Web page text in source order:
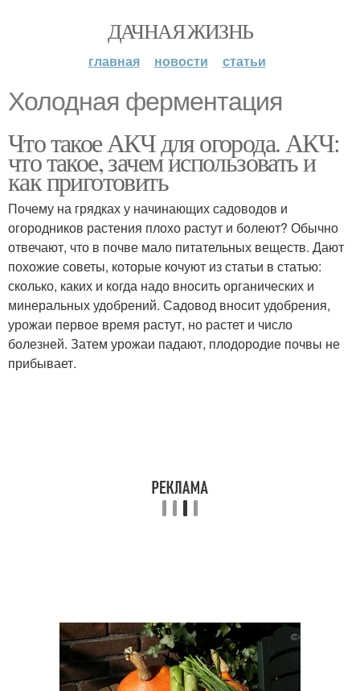
ДАЧНАЯ ЖИЗНЬ
главная новости статьи
Холодная ферментация
Что такое АКЧ для огорода. АКЧ:
что такое, зачем использовать и
как приготовить
Почему на грядках у начинающих садоводов и
огородников растения плохо растут и болеют? Обычно
отвечают, что в почве мало питательных веществ. Дают
похожие советы, которые кочуют из статьи в статью:
сколько, каких и когда надо вносить органических и
минеральных удобрений. Садовод вносит удобрения,
урожаи первое время растут, но растет и число
болезней. Затем урожаи падают, плодородие почвы не
прибывает.